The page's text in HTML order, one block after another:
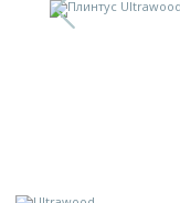
Доставка